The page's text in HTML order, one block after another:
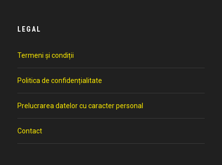
LEGAL
Termeni și condiții
Politica de confidențialitate
Prelucrarea datelor cu caracter personal
Contact